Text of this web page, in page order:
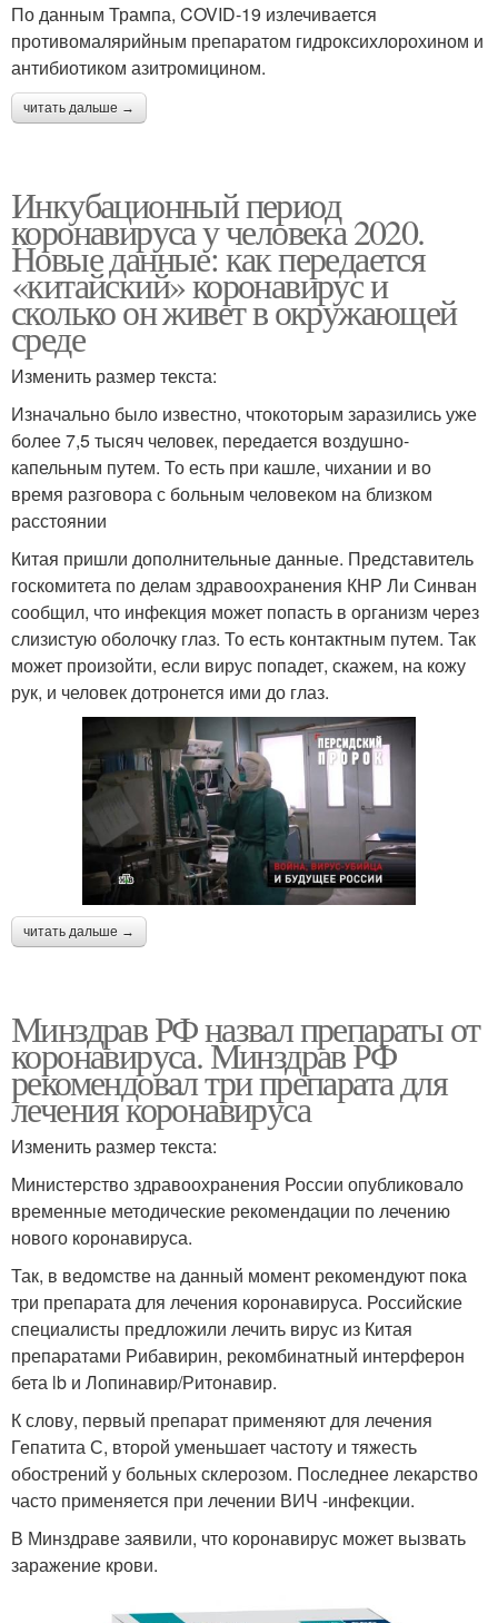
По данным Трампа, COVID-19 излечивается
противомалярийным препаратом гидроксихлорохином и
антибиотиком азитромицином.
читать дальше →
Инкубационный период
коронавируса у человека 2020.
Новые данные: как передается
«китайский» коронавирус и
сколько он живет в окружающей
среде
Изменить размер текста:
Изначально было известно, чтокоторым заразились уже
более 7,5 тысяч человек, передается воздушно-
капельным путем. То есть при кашле, чихании и во
время разговора с больным человеком на близком
расстоянии
Китая пришли дополнительные данные. Представитель
госкомитета по делам здравоохранения КНР Ли Синван
сообщил, что инфекция может попасть в организм через
слизистую оболочку глаз. То есть контактным путем. Так
может произойти, если вирус попадет, скажем, на кожу
рук, и человек дотронется ими до глаз.
читать дальше →
Минздрав РФ назвал препараты от
коронавируса. Минздрав РФ
рекомендовал три препарата для
лечения коронавируса
Изменить размер текста:
Министерство здравоохранения России опубликовало
временные методические рекомендации по лечению
нового коронавируса.
Так, в ведомстве на данный момент рекомендуют пока
три препарата для лечения коронавируса. Российские
специалисты предложили лечить вирус из Китая
препаратами Рибавирин, рекомбинатный интерферон
бета lb и Лопинавир/Ритонавир.
К слову, первый препарат применяют для лечения
Гепатита С, второй уменьшает частоту и тяжесть
обострений у больных склерозом. Последнее лекарство
часто применяется при лечении ВИЧ -инфекции.
В Минздраве заявили, что коронавирус может вызвать
заражение крови.